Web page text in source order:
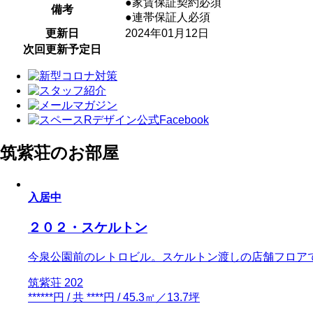
備考
●家賃保証契約必須
●連帯保証人必須
更新日
2024年01月12日
次回更新予定日
筑紫荘のお部屋
入居中
２０２・スケルトン
今泉公園前のレトロビル。スケルトン渡しの店舗フロア
筑紫荘 202
******円 / 共 ****円 / 45.3㎡／13.7坪